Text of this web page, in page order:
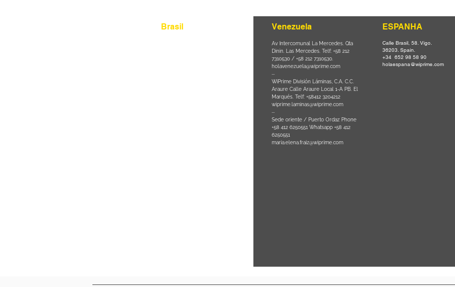
Brasil Venezuela
Av Intercomunal La Mercedes. Qta
Dinin. Las Mercedes. Telf: +58 212
7310530 / +58 212 7310530.
holavenezuela@wiprime.com
⏤
WiPrime División Láminas, C.A. C.C.
Araure Calle Araure Local 1-A PB. El
Marqués. Telf: +58412 3204212
wiprime.laminas@wiprime.com
⏤
Sede oriente / Puerto Ordaz Phone
+58 412 6250551 Whatsapp +58 412
6250551
maria.elena.fraiz@wiprime.com
ESPANHA
Calle Brasil, 58. Vigo.
36203. Spain.
+34 652 98 58 90
holaespana@wiprime.com